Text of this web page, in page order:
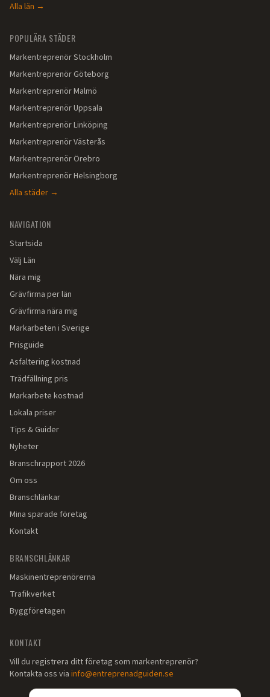
Alla län →
POPULÄRA STÄDER
MarkentreprenörStockholm
MarkentreprenörGöteborg
MarkentreprenörMalmö
MarkentreprenörUppsala
MarkentreprenörLinköping
MarkentreprenörVästerås
MarkentreprenörÖrebro
MarkentreprenörHelsingborg
Alla städer →
NAVIGATION
Startsida
Välj Län
Nära mig
Grävfirma per län
Grävfirma nära mig
Markarbeten i Sverige
Prisguide
Asfaltering kostnad
Trädfällning pris
Markarbete kostnad
Lokala priser
Tips & Guider
Nyheter
Branschrapport 2026
Om oss
Branschlänkar
Mina sparade företag
Kontakt
BRANSCHLÄNKAR
Maskinentreprenörerna
Trafikverket
Byggföretagen
KONTAKT
Vill du registrera ditt företag som markentreprenör?
Kontakta oss via info@entreprenadguiden.se